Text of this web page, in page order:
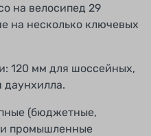
на велосипед 29
на несколько ключевых
120 мм для шоссейных,
даунхилла.
(бюджетные,
промышленные